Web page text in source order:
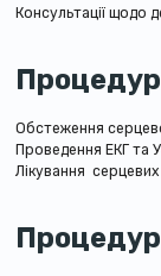
Консультації щодо
Обстеження
Проведення ЕКГ та
Лікування